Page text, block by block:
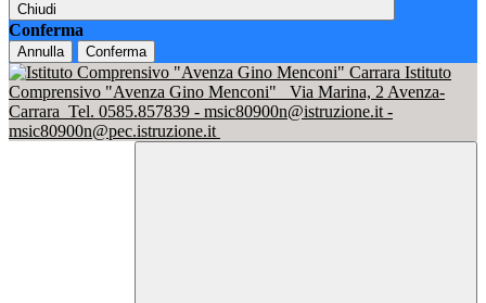
Chiudi
Conferma
Annulla Conferma
Istituto
Comprensivo "Avenza Gino Menconi"
Via Marina, 2 Avenza-
Carrara Tel. 0585.857839 - msic80900n@istruzione.it -
msic80900n@pec.istruzione.it